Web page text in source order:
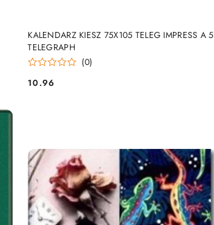
KALENDARZ KIESZ 75X105 TELEG IMPRESS A 5
TELEGRAPH
(0)
Cena:
10.96
PRODUKT NIEDOSTĘPNY